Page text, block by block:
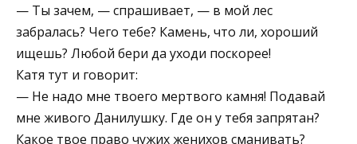
— Ты зачем, — спрашивает, — в мой лес
забралась? Чего тебе? Камень, что ли, хороший
ищешь? Любой бери да уходи поскорее!
Катя тут и говорит:
— Не надо мне твоего мертвого камня! Подавай
мне живого Данилушку. Где он у тебя запрятан?
Какое твое право чужих женихов сманивать?